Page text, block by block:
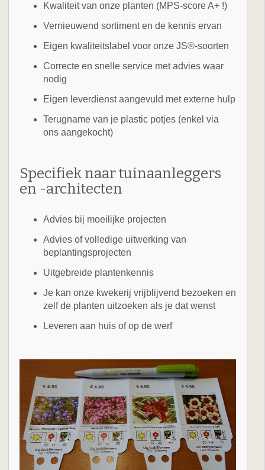
Kwaliteit van onze planten (MPS-score A+ !)
Vernieuwend sortiment en de kennis ervan
Eigen kwaliteitslabel voor onze JS®-soorten
Correcte en snelle service met advies waar
nodig
Eigen leverdienst aangevuld met externe hulp
Terugname van je plastic potjes (enkel via
ons aangekocht)
Specifiek naar tuinaanleggers
en -architecten
Advies bij moeilijke projecten
Advies of volledige uitwerking van
beplantingsprojecten
Uitgebreide plantenkennis
Je kan onze kwekerij vrijblijvend bezoeken en
zelf de planten uitzoeken als je dat wenst
Leveren aan huis of op de werf